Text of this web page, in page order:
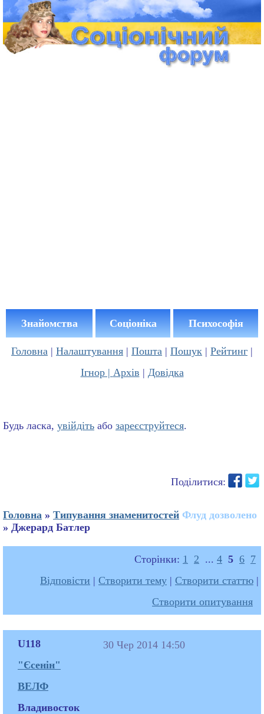
Знайомства Соціоніка Психософія
Головна | Налаштування | Пошта | Пошук | Рейтинг |
Ігнор | Архів | Довідка
Будь ласка, увійдіть або зареєструйтеся.
Поділитися:
Головна » Типування знаменитостей Флуд дозволено
» Джерард Батлер
Сторінки: 1 2 ... 4 5 6 7
Відповісти | Створити тему | Створити статтю |
Створити опитування
U118
"Єсенін"
ВЕЛФ
Владивосток
30 Чер 2014 14:50